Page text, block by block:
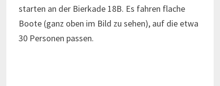
starten an der Bierkade 18B. Es fahren flache
Boote (ganz oben im Bild zu sehen), auf die etwa
30 Personen passen.